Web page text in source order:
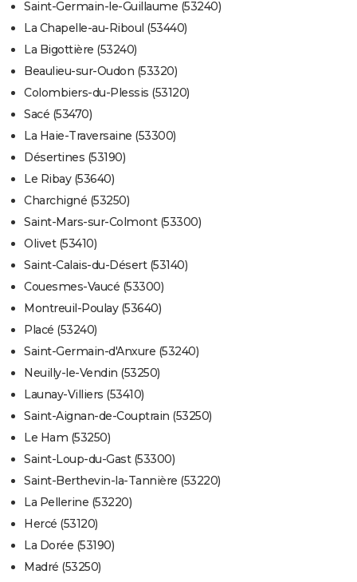
Saint-Germain-le-Guillaume (53240)
La Chapelle-au-Riboul (53440)
La Bigottière (53240)
Beaulieu-sur-Oudon (53320)
Colombiers-du-Plessis (53120)
Sacé (53470)
La Haie-Traversaine (53300)
Désertines (53190)
Le Ribay (53640)
Charchigné (53250)
Saint-Mars-sur-Colmont (53300)
Olivet (53410)
Saint-Calais-du-Désert (53140)
Couesmes-Vaucé (53300)
Montreuil-Poulay (53640)
Placé (53240)
Saint-Germain-d'Anxure (53240)
Neuilly-le-Vendin (53250)
Launay-Villiers (53410)
Saint-Aignan-de-Couptrain (53250)
Le Ham (53250)
Saint-Loup-du-Gast (53300)
Saint-Berthevin-la-Tannière (53220)
La Pellerine (53220)
Hercé (53120)
La Dorée (53190)
Madré (53250)